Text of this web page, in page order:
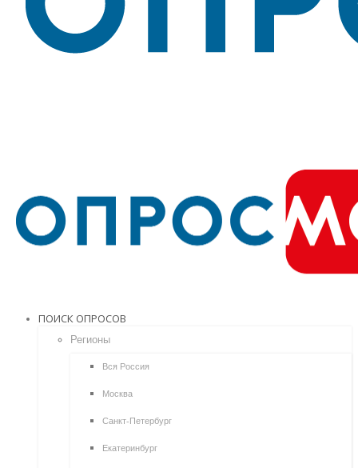
ПОИСК ОПРОСОВ
Регионы
Вся Россия
Москва
Санкт-Петербург
Екатеринбург